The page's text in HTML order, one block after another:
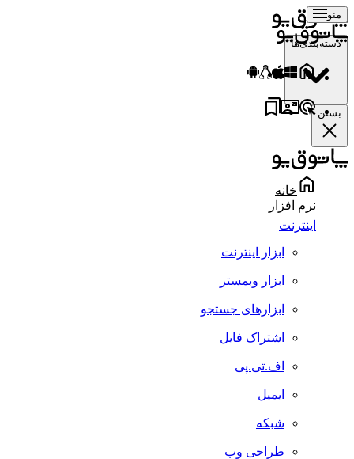
منو
دسته‌بندی‌ها
بستن
خانه
نرم افزار
اینترنت
ابزار اینترنت
ابزار وبمستر
ابزارهای جستجو
اشتراک فایل
اف.تی.پی
ایمیل
شبکه
طراحی وب